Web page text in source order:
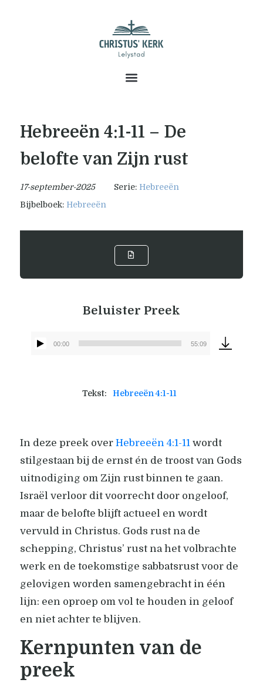
Hebreeën 4:1-11 – De
belofte van Zijn rust
17-september-2025 Serie: Hebreeën
Bijbelboek: Hebreeën
Beluister Preek
00:00 55:09
Tekst: Hebreeën 4:1-11
In deze preek over Hebreeën 4:1-11wordt
stilgestaan bij de ernst én de troost van Gods
uitnodiging om Zijn rust binnen te gaan.
Israël verloor dit voorrecht door ongeloof,
maar de belofte blijft actueel en wordt
vervuld in Christus. Gods rust na de
schepping, Christus’ rust na het volbrachte
werk en de toekomstige sabbatsrust voor de
gelovigen worden samengebracht in één
lijn: een oproep om vol te houden in geloof
en niet achter te blijven.
Kernpunten van de
preek